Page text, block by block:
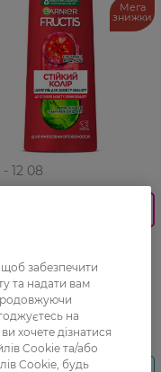
Мега
знижки
12 08
Fructis Стійкість
400 мл
ГРН
ГРН
забезпечити
та надати вам
на
хочете дізнатися
Cookie та/або
Cookie, будь